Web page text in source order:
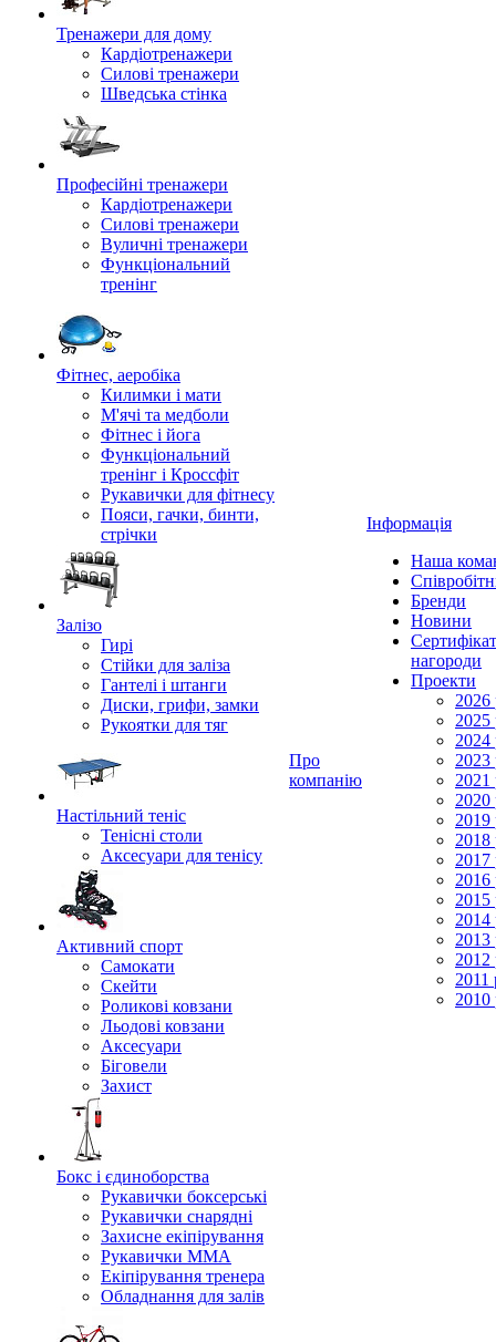
Тренажери для дому
Кардіотренажери
Силові тренажери
Шведська стінка
Професійні тренажери
Кардіотренажери
Силові тренажери
Вуличні тренажери
Функціональний
тренінг
Фітнес, аеробіка
Килимки і мати
М'ячі та медболи
Фітнес і йога
Функціональний
тренінг і Кроссфіт
Рукавички для фітнесу
Пояси, гачки, бинти,
стрічки
Залізо
Гирі
Стійки для заліза
Гантелі і штанги
Диски, грифи, замки
Рукоятки для тяг
Настільний теніс
Тенісні столи
Аксесуари для тенісу
Активний спорт
Самокати
Скейти
Роликові ковзани
Льодові ковзани
Аксесуари
Біговели
Захист
Бокс і єдиноборства
Рукавички боксерські
Рукавички снарядні
Захисне екіпірування
Рукавички ММА
Екіпірування тренера
Обладнання для залів
Про
компанію
Інформація
Наша
Бренди
Новини
нагороди
Проекти
2026
2025
2024
2023
2021
2020
2019
2018
2017
2016
2015
2014
2013
2012
2011
2010